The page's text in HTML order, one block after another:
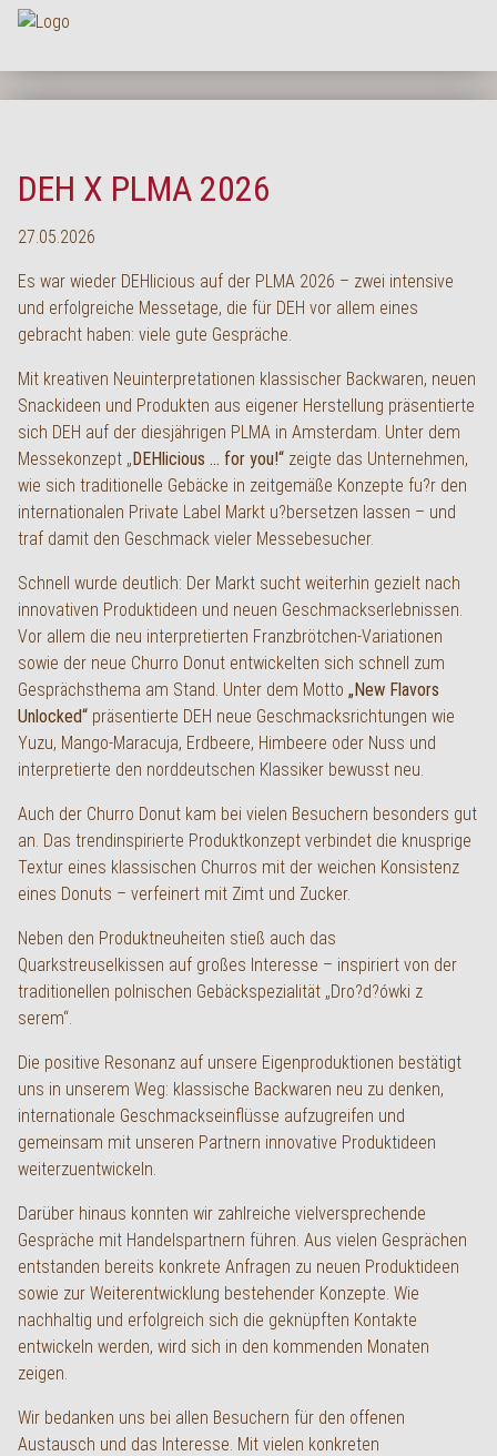
DEH X PLMA 2026
27.05.2026
Es war wieder DEHlicious auf der PLMA 2026 – zwei intensive
und erfolgreiche Messetage, die für DEH vor allem eines
gebracht haben: viele gute Gespräche.
Mit kreativen Neuinterpretationen klassischer Backwaren, neuen
Snackideen und Produkten aus eigener Herstellung präsentierte
sich DEH auf der diesjährigen PLMA in Amsterdam. Unter dem
Messekonzept „DEHlicious … for you!“ zeigte das Unternehmen,
wie sich traditionelle Gebäcke in zeitgemäße Konzepte fu?r den
internationalen Private Label Markt u?bersetzen lassen – und
traf damit den Geschmack vieler Messebesucher.
Schnell wurde deutlich: Der Markt sucht weiterhin gezielt nach
innovativen Produktideen und neuen Geschmackserlebnissen.
Vor allem die neu interpretierten Franzbrötchen-Variationen
sowie der neue Churro Donut entwickelten sich schnell zum
Gesprächsthema am Stand. Unter dem Motto „New Flavors
Unlocked“ präsentierte DEH neue Geschmacksrichtungen wie
Yuzu, Mango-Maracuja, Erdbeere, Himbeere oder Nuss und
interpretierte den norddeutschen Klassiker bewusst neu.
Auch der Churro Donut kam bei vielen Besuchern besonders gut
an. Das trendinspirierte Produktkonzept verbindet die knusprige
Textur eines klassischen Churros mit der weichen Konsistenz
eines Donuts – verfeinert mit Zimt und Zucker.
Neben den Produktneuheiten stieß auch das
Quarkstreuselkissen auf großes Interesse – inspiriert von der
traditionellen polnischen Gebäckspezialität „Dro?d?ówki z
serem“.
Die positive Resonanz auf unsere Eigenproduktionen bestätigt
uns in unserem Weg: klassische Backwaren neu zu denken,
internationale Geschmackseinflüsse aufzugreifen und
gemeinsam mit unseren Partnern innovative Produktideen
weiterzuentwickeln.
Darüber hinaus konnten wir zahlreiche vielversprechende
Gespräche mit Handelspartnern führen. Aus vielen Gesprächen
entstanden bereits konkrete Anfragen zu neuen Produktideen
sowie zur Weiterentwicklung bestehender Konzepte. Wie
nachhaltig und erfolgreich sich die geknüpften Kontakte
entwickeln werden, wird sich in den kommenden Monaten
zeigen.
Wir bedanken uns bei allen Besuchern für den offenen
Austausch und das Interesse. Mit vielen konkreten
HOME
SORTIMENT
PRODUKTQUALITÄT
SERVICE
KARRIERE
NEWS
KONTAKT
FAQ
LOGIN
English